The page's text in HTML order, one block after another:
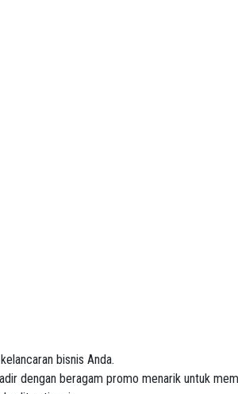
bisnis Anda.
dengan beragam promo menarik untuk